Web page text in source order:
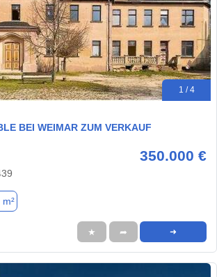
1 / 4
BEI WEIMAR ZUM VERKAUF
350.000 €
★ ➦ ➜